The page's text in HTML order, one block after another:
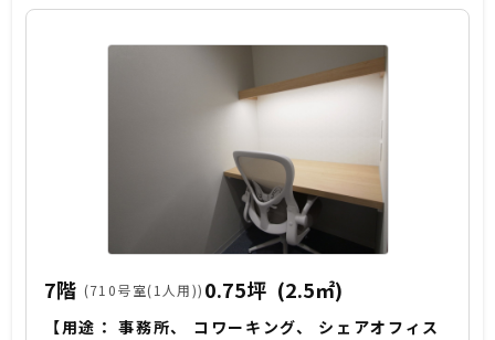
7階 (710号室(1人用)) 0.75坪 (2.5㎡)
【用途：事務所、 コワーキング、
シェアオフィス